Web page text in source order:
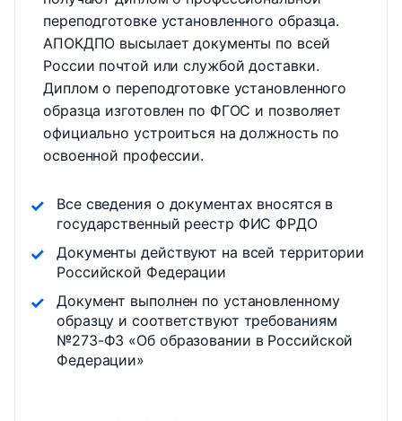
переподготовке установленного образца.
АПОКДПО высылает документы по всей
России почтой или службой доставки.
Диплом о переподготовке установленного
образца изготовлен по ФГОС и позволяет
официально устроиться на должность по
освоенной профессии.
Все сведения о документах вносятся в
государственный реестр ФИС ФРДО
Документы действуют на всей территории
Российской Федерации
Документ выполнен по установленному
образцу и соответствуют требованиям
№273-ФЗ «Об образовании в Российской
Федерации»